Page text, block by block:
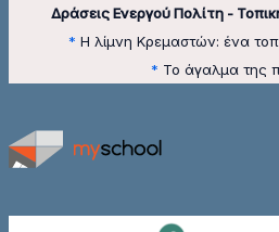
Δράσεις Ενεργού Πολίτη -
* Η λίμνη Κρεμαστών: ένα
* Το άγαλμα της